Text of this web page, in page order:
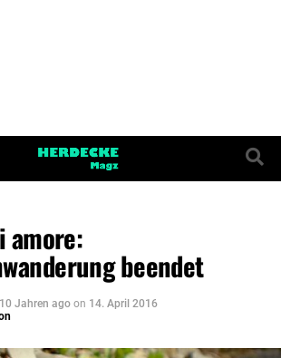
amore:
beendet
10 Jahren ago on 14. April 2016